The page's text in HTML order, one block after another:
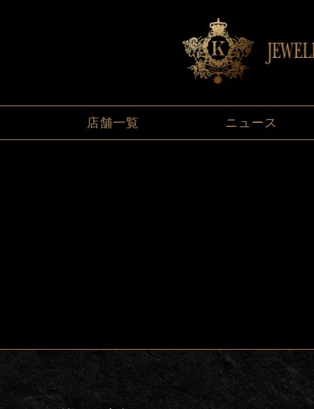
店舗一覧 ニュース